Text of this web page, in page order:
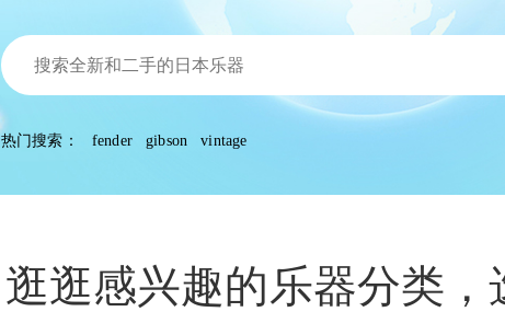
热门搜索： fender gibson vintage
逛逛感兴趣的乐器分类，